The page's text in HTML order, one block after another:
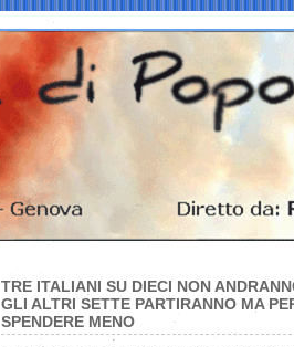
TRE ITALIANI SU DIECI NON
GLI ALTRI SETTE PARTIRANNO MA
SPENDERE MENO